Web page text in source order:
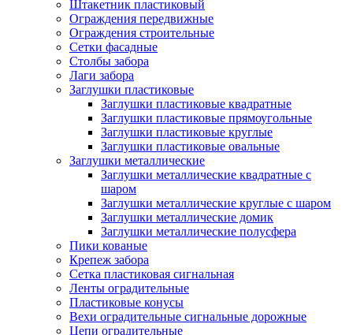
Штакетник пластиковый
Ограждения передвижные
Ограждения строительные
Сетки фасадные
Столбы забора
Лаги забора
Заглушки пластиковые
Заглушки пластиковые квадратные
Заглушки пластиковые прямоугольные
Заглушки пластиковые круглые
Заглушки пластиковые овальные
Заглушки металлические
Заглушки металлические квадратные с
шаром
Заглушки металлические круглые с шаром
Заглушки металлические домик
Заглушки металлические полусфера
Пики кованые
Крепеж забора
Сетка пластиковая сигнальная
Ленты оградительные
Пластиковые конусы
Вехи оградительные сигнальные дорожные
Цепи оградительные